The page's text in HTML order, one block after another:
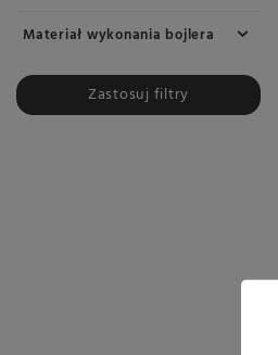
Materiał wykonania bojlera
Zastosuj filtry